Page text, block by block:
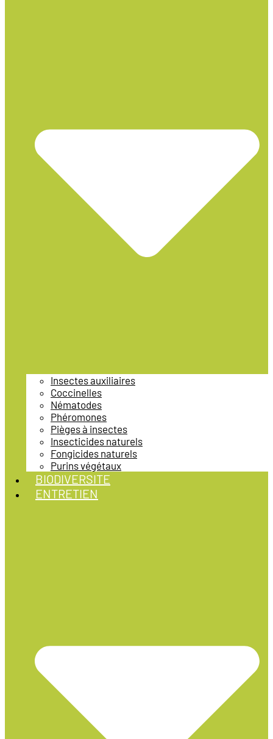
Insectes auxiliaires
Coccinelles
Nématodes
Phéromones
Pièges à insectes
Insecticides naturels
Fongicides naturels
Purins végétaux
BIODIVERSITE
ENTRETIEN